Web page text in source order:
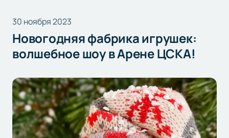
30 ноября 2023
Новогодняя фабрика игрушек:
волшебное шоу в Арене ЦСКА!